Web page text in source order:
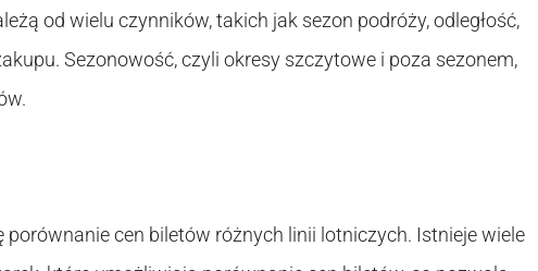
od wielu czynników, takich jak sezon podróży, odległość,
Sezonowość, czyli okresy szczytowe i poza sezonem,
porównanie cen biletów różnych linii lotniczych. Istnieje wiele